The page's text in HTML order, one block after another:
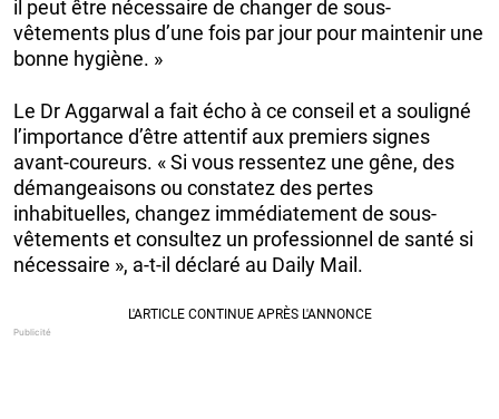
il peut être nécessaire de changer de sous-
vêtements plus d’une fois par jour pour maintenir une
bonne hygiène. »
Le Dr Aggarwal a fait écho à ce conseil et a souligné
l’importance d’être attentif aux premiers signes
avant-coureurs. « Si vous ressentez une gêne, des
démangeaisons ou constatez des pertes
inhabituelles, changez immédiatement de sous-
vêtements et consultez un professionnel de santé si
nécessaire », a-t-il déclaré au Daily Mail.